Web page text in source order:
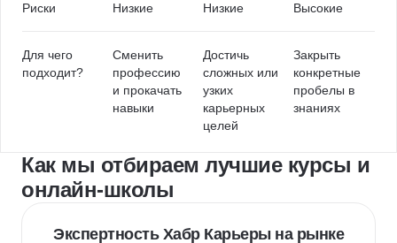
Риски Низкие Низкие Высокие
Для чего
подходит?
Сменить
профессию
и прокачать
навыки
Достичь
сложных или
узких
карьерных
целей
Закрыть
конкретные
пробелы в
знаниях
Как мы отбираем лучшие курсы и
онлайн-школы
Экспертность Хабр Карьеры на рынке